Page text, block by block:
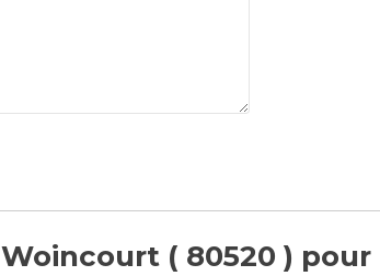
( 80520 ) pour